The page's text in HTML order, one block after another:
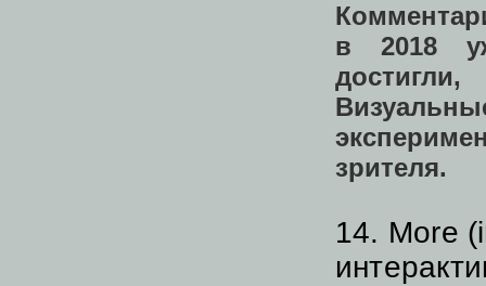
в 2018
зрителя.
14. More